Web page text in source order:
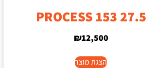
PROCESS 153 27.5
₪12,500
הצגת מוצר